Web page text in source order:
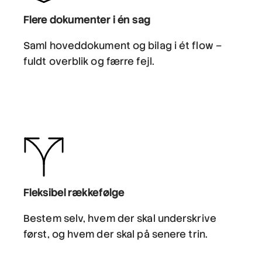
Flere dokumenter i én sag
Saml hoveddokument og bilag i ét flow –
fuldt overblik og færre fejl.
Fleksibel rækkefølge
Bestem selv, hvem der skal underskrive
først, og hvem der skal på senere trin.